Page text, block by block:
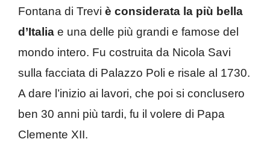
Fontana di Trevi è considerata la più bella
d’Italia e una delle più grandi e famose del
mondo intero. Fu costruita da Nicola Savi
sulla facciata di Palazzo Poli e risale al 1730.
A dare l’inizio ai lavori, che poi si conclusero
ben 30 anni più tardi, fu il volere di Papa
Clemente XII.